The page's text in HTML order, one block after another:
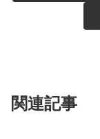
関連記事